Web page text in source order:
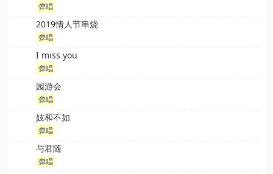
弹唱
2019情人节串烧
弹唱
I miss you
弹唱
园游会
弹唱
妓和不如
弹唱
与君随
弹唱